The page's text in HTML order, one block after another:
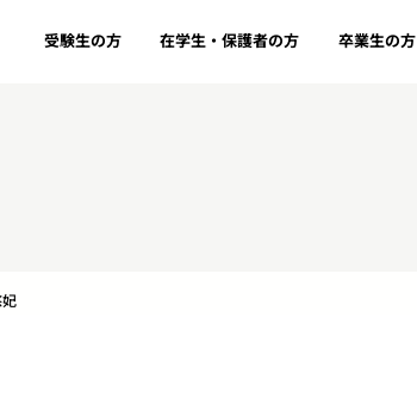
受験生の方 在学生・保護者の方 卒業生の方